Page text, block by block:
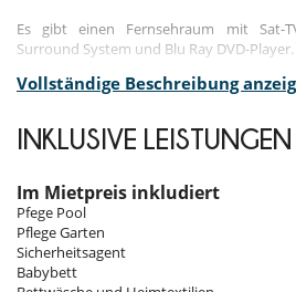
Es gibt einen Fernsehraum mit Sat-
Surround System und Blu Ray DVD-Player.
Die Villa bietet umfassende
Das Erdgeschoss besteht aus einem
Küchen, einer Veranda mit Strandblick,
Außenduschen.
Täglicher Reinigungsservice (auch an
17 Uhr.
Vollständige Beschreibung
INKLUSIVE LEISTUNGEN
Im Mietpreis inkludiert
Pfege Pool
Pflege Garten
Sicherheitsagent
Babybett